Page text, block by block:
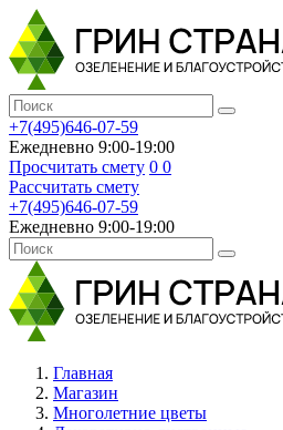
+7(495)646-07-59
Ежедневно 9:00-19:00
Просчитать смету 0 0
Рассчитать смету
+7(495)646-07-59
Ежедневно 9:00-19:00
Главная
Магазин
Многолетние цветы